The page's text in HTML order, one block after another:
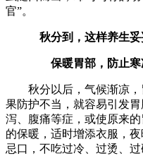
官”。
秋分到，这样养生妥
保暖胃部，防止寒
秋分以后，气候渐凉
果防护不当，就容易引发
泻、腹痛等症，或使原来
的保暖，适时增添衣服，
忌口，不吃过冷、过烫、